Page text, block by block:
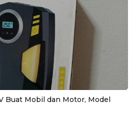
Buat Mobil dan Motor, Model